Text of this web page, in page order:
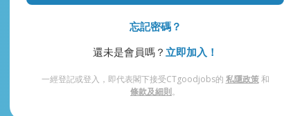
忘記密碼？
還未是會員嗎？ 立即加入！
一經登記或登入，即代表閣下接受CTgoodjobs的 私隱政策和
條款及細則。